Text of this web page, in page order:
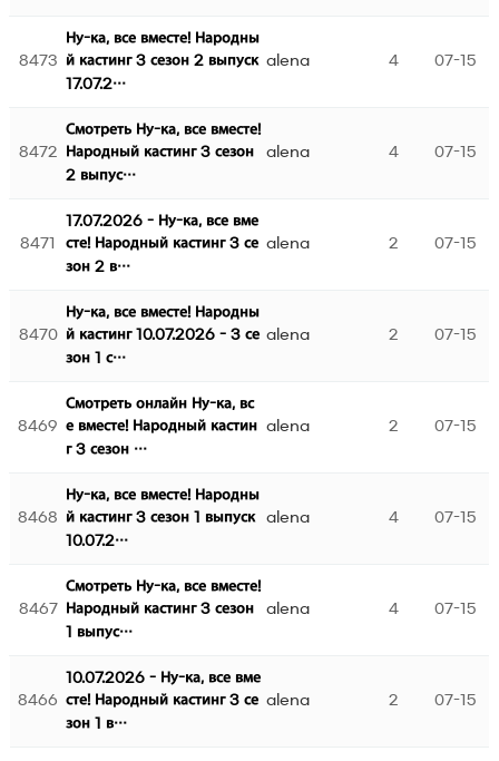
8473
Ну-ка, все вместе! Народны
й кастинг 3 сезон 2 выпуск
17.07.2…
alena 4 07-15
8472
Смотреть Ну-ка, все вместе!
Народный кастинг 3 сезон
2 выпус…
alena 4 07-15
8471
17.07.2026 - Ну-ка, все вме
сте! Народный кастинг 3 се
зон 2 в…
alena 2 07-15
8470
Ну-ка, все вместе! Народны
й кастинг 10.07.2026 - 3 се
зон 1 с…
alena 2 07-15
8469
Смотреть онлайн Ну-ка, вс
е вместе! Народный кастин
г 3 сезон …
alena 2 07-15
8468
Ну-ка, все вместе! Народны
й кастинг 3 сезон 1 выпуск
10.07.2…
alena 4 07-15
8467
Смотреть Ну-ка, все вместе!
Народный кастинг 3 сезон
1 выпус…
alena 4 07-15
8466
10.07.2026 - Ну-ка, все вме
сте! Народный кастинг 3 се
зон 1 в…
alena 2 07-15